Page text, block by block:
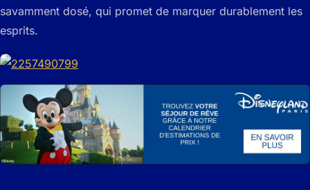
savamment dosé, qui promet de marquer durablement les
esprits.